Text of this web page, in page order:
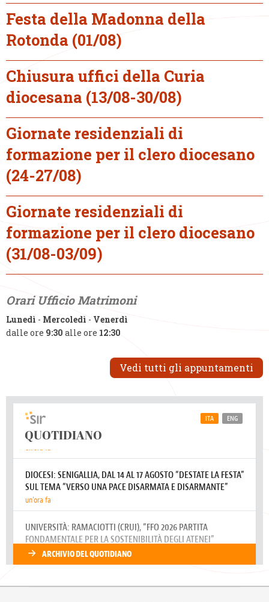
Festa della Madonna della
Rotonda (01/08)
Chiusura uffici della Curia
diocesana (13/08-30/08)
Giornate residenziali di
formazione per il clero diocesano
(24-27/08)
Giornate residenziali di
formazione per il clero diocesano
(31/08-03/09)
Orari Ufficio Matrimoni
Lunedì - Mercoledì - Venerdì
dalle ore 9:30 alle ore 12:30
Vedi tutti gli appuntamenti